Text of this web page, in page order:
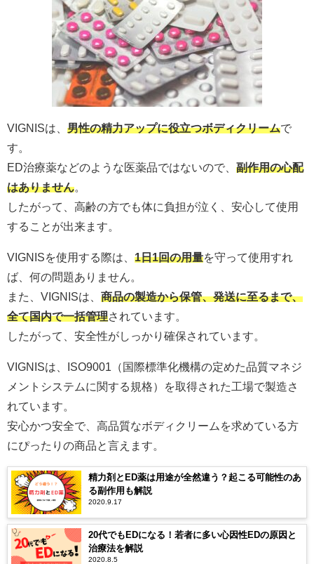
VIGNISは、 男性の精力アップに役立つボディクリームで
す。
ED治療薬などのような医薬品ではないので、 副作用の心配
はありません。
したがって、高齢の方でも体に負担が泣く、安心して使用
することが出来ます。
VIGNISを使用する際は、 1日1回の用量を守って使用すれ
ば、何の問題ありません。
また、VIGNISは、 商品の製造から保管、発送に至るまで、
全て国内で一括管理されています。
したがって、安全性がしっかり確保されています。
VIGNISは、ISO9001（国際標準化機構の定めた品質マネジ
メントシステムに関する規格）を取得された工場で製造さ
れています。
安心かつ安全で、高品質なボディクリームを求めている方
にぴったりの商品と言えます。
精力剤とED薬は用途が全然違う？起こる可能性のあ
る副作用も解説
2020.9.17
20代でもEDになる！若者に多い心因性EDの原因と
治療法を解説
2020.8.5